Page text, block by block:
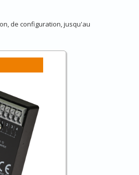
de configuration, jusqu'au